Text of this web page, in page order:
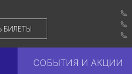
БИЛЕТЫ
СОБЫТИЯ И АКЦИИ